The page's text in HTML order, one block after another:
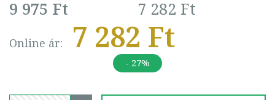
9 975 Ft 7 282 Ft
Online ár: 7 282 Ft
- 27%